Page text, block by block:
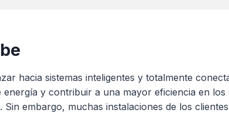
hacia sistemas inteligentes y totalmente
y contribuir a una mayor eficiencia en los
embargo, muchas instalaciones de los